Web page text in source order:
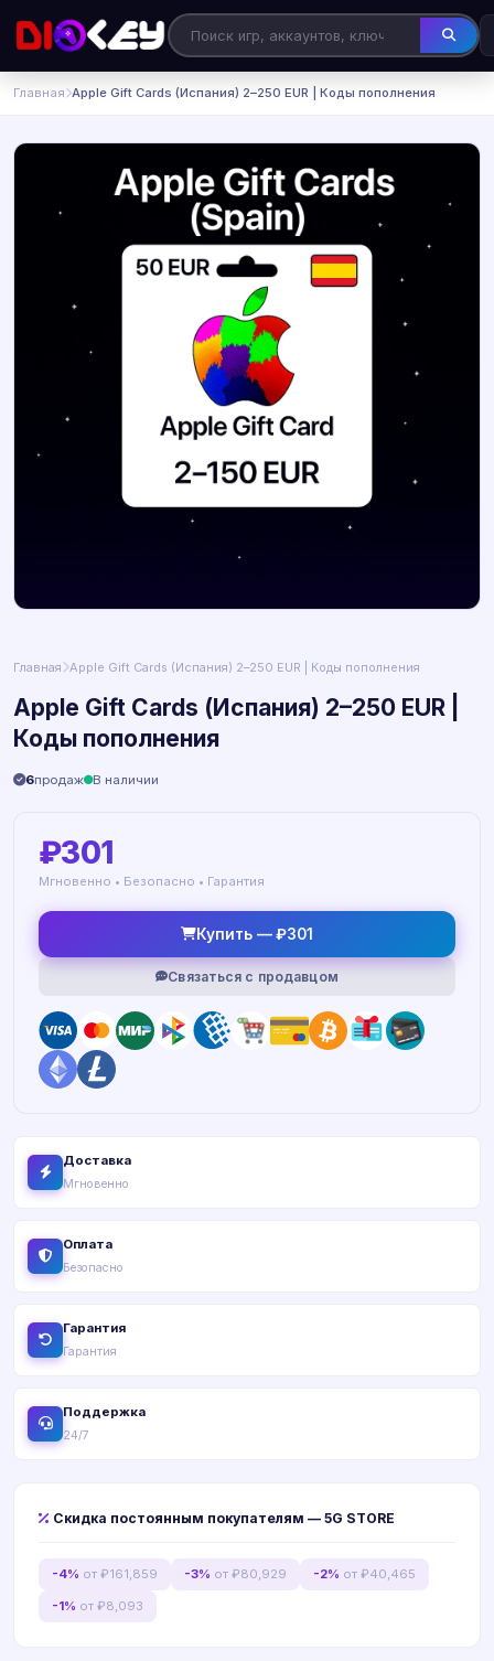
Главная Apple Gift Cards (Испания) 2–250 EUR | Коды пополнения
Главная Apple Gift Cards (Испания) 2–250 EUR | Коды пополнения
Apple Gift Cards (Испания) 2–250 EUR |
Коды пополнения
6продаж В наличии
₽301
Мгновенно • Безопасно • Гарантия
Купить — ₽301
Связаться с продавцом
Доставка
Мгновенно
Оплата
Безопасно
Гарантия
Гарантия
Поддержка
24/7
Скидка постоянным покупателям — 5G STORE
-4% от ₽161,859 -3% от ₽80,929 -2% от ₽40,465
-1% от ₽8,093